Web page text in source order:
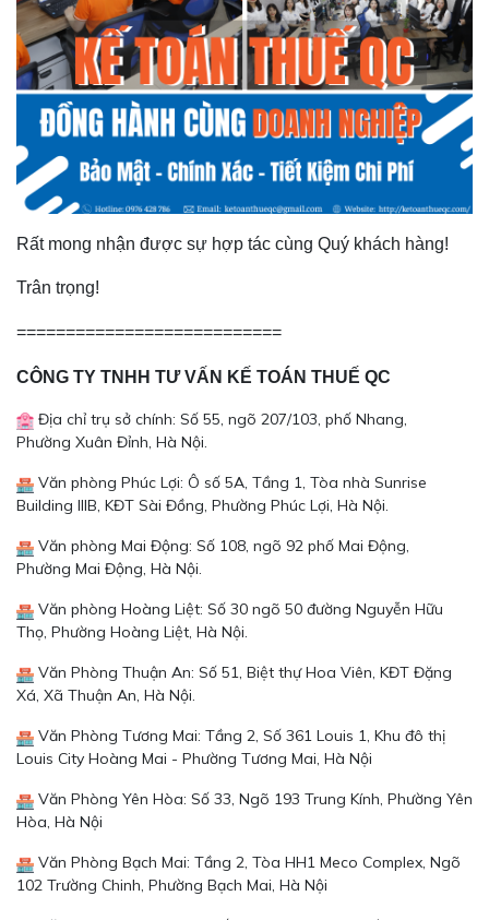
Rất mong nhận được sự hợp tác cùng Quý khách hàng!
Trân trọng!
===========================
CÔNG TY TNHH TƯ VẤN KẾ TOÁN THUẾ QC
Địa chỉ trụ sở chính: Số 55, ngõ 207/103, phố Nhang,
Phường Xuân Đỉnh, Hà Nội.
Văn phòng Phúc Lợi: Ô số 5A, Tầng 1, Tòa nhà Sunrise
Building IIIB, KĐT Sài Đồng, Phường Phúc Lợi, Hà Nội.
Văn phòng Mai Động: Số 108, ngõ 92 phố Mai Động,
Phường Mai Động, Hà Nội.
Văn phòng Hoàng Liệt: Số 30 ngõ 50 đường Nguyễn Hữu
Thọ, Phường Hoàng Liệt, Hà Nội.
Văn Phòng Thuận An: Số 51, Biệt thự Hoa Viên, KĐT Đặng
Xá, Xã Thuận An, Hà Nội.
Văn Phòng Tương Mai: Tầng 2, Số 361 Louis 1, Khu đô thị
Louis City Hoàng Mai - Phường Tương Mai, Hà Nội
Văn Phòng Yên Hòa: Số 33, Ngõ 193 Trung Kính, Phường Yên
Hòa, Hà Nội
Văn Phòng Bạch Mai: Tầng 2, Tòa HH1 Meco Complex, Ngõ
102 Trường Chinh, Phường Bạch Mai, Hà Nội